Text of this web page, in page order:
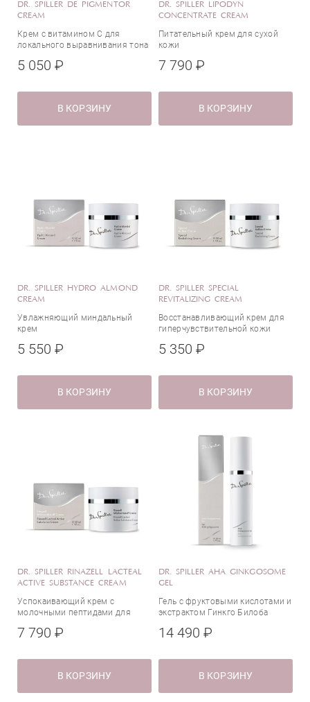
Фитосфингозин
Хлорелла
Центелла азиатская
Цинк органический (его оксид)
Экстракт корня солодки
Экстракт коры белой ивы
Экстракт лимона
Экстракт планктона
Экстракт портулака
Экстракт снежной водоросли
Экстракт черники
Эпидермальный фактор роста (EGF)
Яблочная кислота
DR. SPILLER DE PIGMENTOR
CREAM
Крем с витамином С для
локального выравнивания тона
5 050 ₽
В КОРЗИНУ
DR. SPILLER LIPODYN
CONCENTRATE CREAM
Питательный крем для сухой
кожи
7 790 ₽
В КОРЗИНУ
DR. SPILLER HYDRO ALMOND
CREAM
Увлажняющий миндальный
крем
5 550 ₽
В КОРЗИНУ
DR. SPILLER SPECIAL
REVITALIZING CREAM
Восстанавливающий крем для
гиперчувствительной кожи
5 350 ₽
В КОРЗИНУ
DR. SPILLER RINAZELL LACTEAL
ACTIVE SUBSTANCE CREAM
Успокаивающий крем с
молочными пептидами для
7 790 ₽
В КОРЗИНУ
DR. SPILLER AHA GINKGOSOME
GEL
Гель с фруктовыми кислотами и
экстрактом Гинкго Билоба
14 490 ₽
В КОРЗИНУ